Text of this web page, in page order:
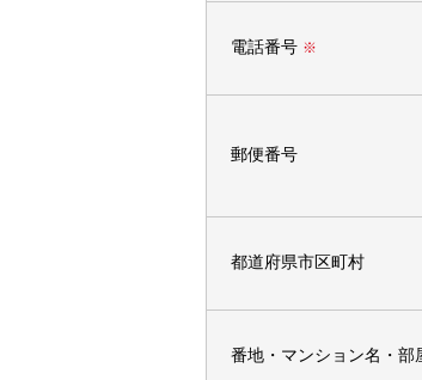
電話番号 ※
郵便番号
都道府県市区町村
番地・マンション名・部